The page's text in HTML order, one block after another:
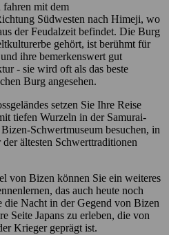
fahren mit dem
Südwesten nach Himeji, wo
der Feudalzeit befindet. Die Burg
gehört, ist berühmt für
ihre bemerkenswert gut
- sie wird oft als das beste
Burg angesehen.
setzen Sie Ihre Reise
tiefen Wurzeln in der Samurai-
Schwertmuseum besuchen, in
ältesten Schwerttraditionen
von Bizen können Sie ein weiteres
das auch heute noch
Nacht in der Gegend von Bizen
Seite Japans zu erleben, die von
Krieger geprägt ist.